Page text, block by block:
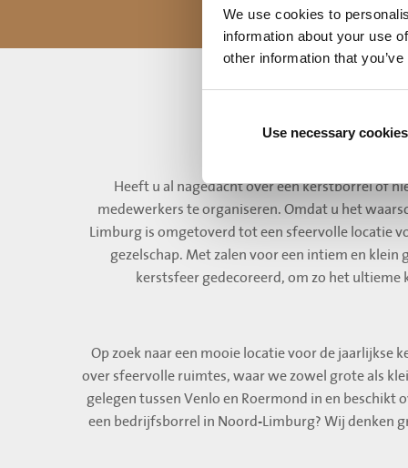
We use cookies to
information about your use
other information that
Use necessary
vergaderen
Heeft u al nagedacht over een kerstborrel of
medewerkers te organiseren. Omdat u het
Limburg is omgetoverd tot een sfeervolle locatie
gezelschap. Met zalen voor een intiem en
kerstsfeer gedecoreerd, om zo het
Op zoek naar een mooie locatie voor de
over sfeervolle ruimtes, waar we zowel grote als
gelegen tussen Venlo en Roermond in en
een bedrijfsborrel in Noord-Limburg? Wij denken